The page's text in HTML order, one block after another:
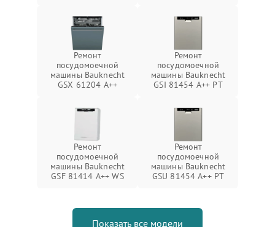
Ремонт
посудомоечной
машины Bauknecht
GSX 61204 A++
Ремонт
посудомоечной
машины Bauknecht
GSI 81454 A++ PT
Ремонт
посудомоечной
машины Bauknecht
GSF 81414 A++ WS
Ремонт
посудомоечной
машины Bauknecht
GSU 81454 A++ PT
Показать все модели